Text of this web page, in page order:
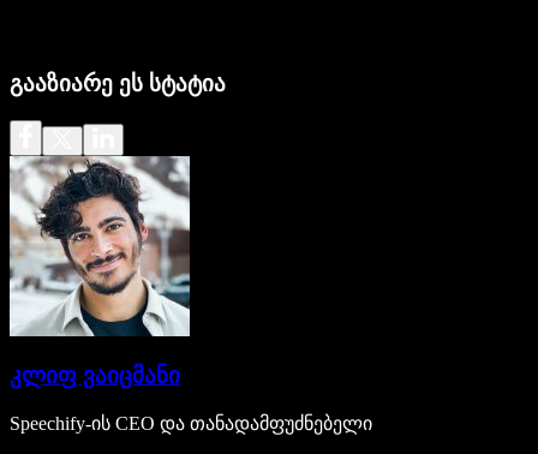
გააზიარე ეს სტატია
კლიფ ვაიცმანი
Speechify-ის CEO და თანადამფუძნებელი